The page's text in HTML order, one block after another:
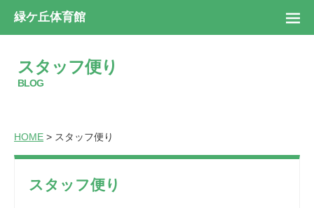
緑ケ丘体育館
スタッフ便り
BLOG
HOME > スタッフ便り
スタッフ便り